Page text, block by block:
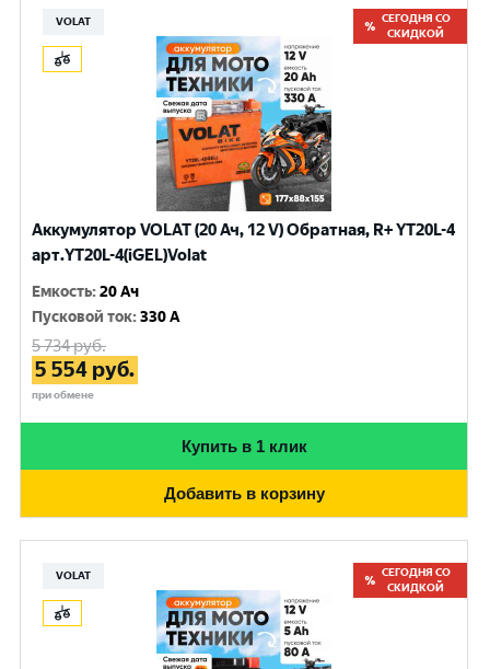
VOLAT
СЕГОДНЯ СО
СКИДКОЙ
Аккумулятор VOLAT (20 Ач, 12 V) Обратная, R+ YT20L-4
арт.YT20L-4(iGEL)Volat
Емкость:20 Ач
Пусковой ток:330 A
5 734руб.
5 554 руб.
при обмене
Купить в 1 клик
Добавить в корзину
VOLAT
СЕГОДНЯ СО
СКИДКОЙ